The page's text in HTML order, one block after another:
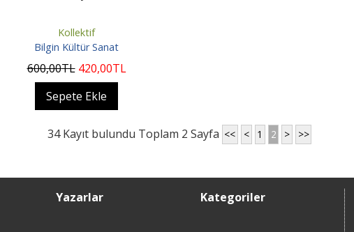
Kollektif
Bilgin Kültür Sanat
600,00TL 420,00TL
Sepete Ekle
34 Kayıt bulundu Toplam 2 Sayfa << < 1 2 > >>
Yazarlar Kategoriler